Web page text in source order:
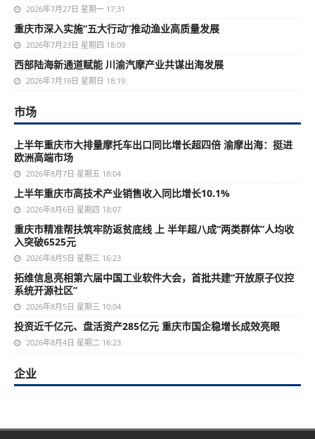
2026年7月27日 星期一 17:31
重庆市深入实施“五大行动”推动渔业高质量发展
2026年7月23日 星期四 18:09
西部陆海新通道赋能 川渝汽摩产业共谋出海发展
2026年7月19日 星期日 18:19
市场
上半年重庆市大排量摩托车出口同比增长超四倍 渝摩出海：挺进
欧洲高端市场
2026年8月7日 星期五 18:04
上半年重庆市高技术产业销售收入同比增长10.1%
2026年8月6日 星期四 18:07
重庆市精准帮扶筑牢防返贫底线 上 半年超八成“两类群体”人均收
入突破6525元
2026年8月5日 星期三 16:23
拓维信息亮相第六届中国工业软件大会，首批共建“开放原子仪控
系统开源社区”
2026年8月5日 星期三 10:04
投资近千亿元、盘活资产285亿元 重庆市国企稳增长成效亮眼
2026年8月4日 星期二 16:23
企业